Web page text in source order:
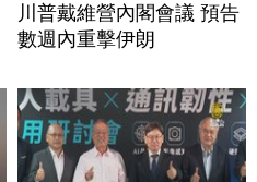
川普戴維營內閣會議 預告
數週內重擊伊朗